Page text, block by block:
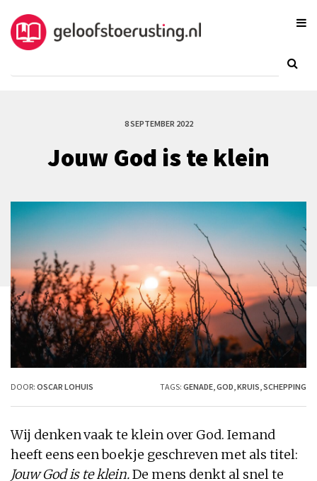
8 SEPTEMBER 2022
Jouw God is te klein
DOOR: OSCAR LOHUIS TAGS: GENADE GOD KRUIS SCHEPPING
Wij denken vaak te klein over God. Iemand
heeft eens een boekje geschreven met als titel:
Jouw God is te klein.De mens denkt al snel te